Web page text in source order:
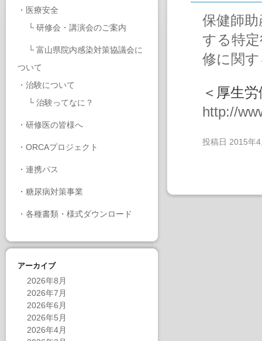
・ 医療安全
└ 研修会・講演会のご案内
└ 富山県院内感染対策協議会に
ついて
・ 治験について
└ 治験ってなに？
・ 研修医の皆様へ
・ ORCAプロジェクト
・ 連携パス
・ 糖尿病対策事業
・ 各種書類・様式ダウンロード
アーカイブ
2026年8月
2026年7月
2026年6月
2026年5月
2026年4月
保健師
する特
修に関
＜厚生
http://
投稿日 2015年